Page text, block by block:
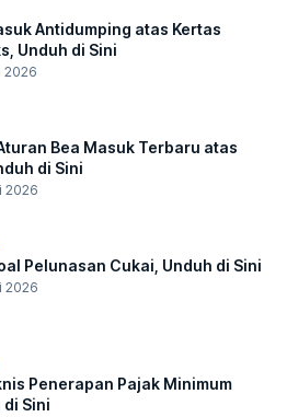
Antidumping atas Kertas
Unduh di Sini
2026
Bea Masuk Terbaru atas
di Sini
2026
Pelunasan Cukai, Unduh di Sini
2026
Penerapan Pajak Minimum
di Sini